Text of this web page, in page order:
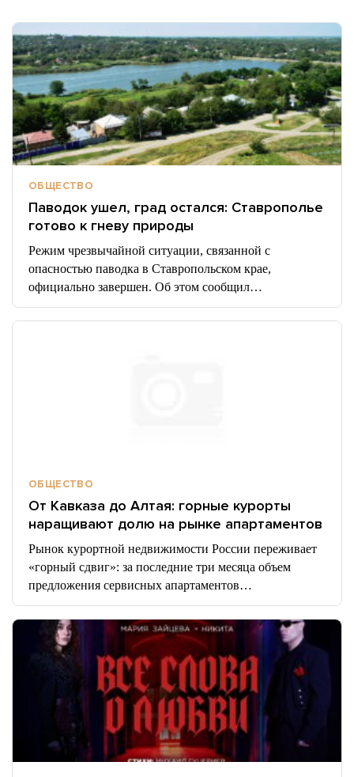
ОБЩЕСТВО
Паводок ушел, град остался: Ставрополье
готово к гневу природы
Режим чрезвычайной ситуации, связанной с
опасностью паводка в Ставропольском крае,
официально завершен. Об этом сообщил…
ОБЩЕСТВО
От Кавказа до Алтая: горные курорты
наращивают долю на рынке апартаментов
Рынок курортной недвижимости России переживает
«горный сдвиг»: за последние три месяца объем
предложения сервисных апартаментов…